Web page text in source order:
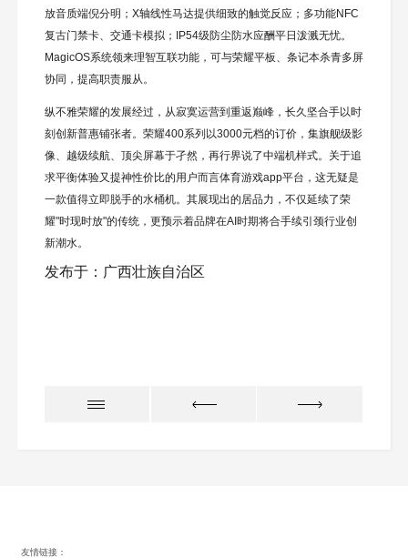
放音质端倪分明；X轴线性马达提供细致的触觉反应；多功能NFC
复古门禁卡、交通卡模拟；IP54级防尘防水应酬平日泼溅无忧。
MagicOS系统领来理智互联功能，可与荣耀平板、条记本杀青多屏
协同，提高职责服从。
纵不雅荣耀的发展经过，从寂寞运营到重返巅峰，长久坚合手以时
刻创新普惠铺张者。荣耀400系列以3000元档的订价，集旗舰级影
像、越级续航、顶尖屏幕于孑然，再行界说了中端机样式。关于追
求平衡体验又提神性价比的用户而言体育游戏app平台，这无疑是
一款值得立即脱手的水桶机。其展现出的居品力，不仅延续了荣
耀"时现时放"的传统，更预示着品牌在AI时期将合手续引颈行业创
新潮水。
发布于：广西壮族自治区
友情链接：